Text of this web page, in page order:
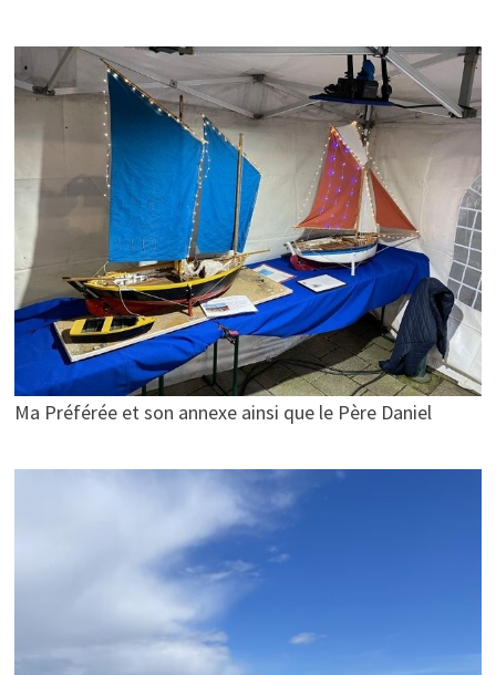
Ma Préférée et son annexe ainsi que le Père Daniel